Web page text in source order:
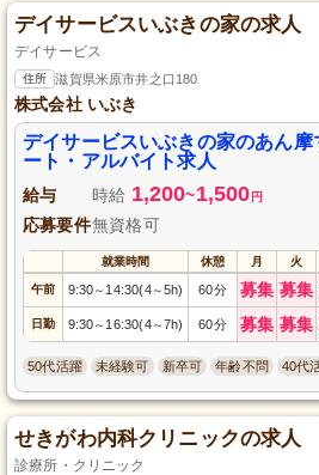
デイサービスいぶきの家の求人
デイサービス
住所 滋賀県米原市井之口180
株式会社 いぶき
デイサービスいぶきの家のあん
ート・アルバイト求人
給与 時給 1,200~1,500 円
応募要件無資格可
就業時間 休憩 月 火
午前 9:30～ 14:30(4～5h) 60分 募集 募集
日勤 9:30～ 16:30(4～7h) 60分 募集 募集
50代活躍 未経験可 新卒可 年齢不問 40代
せきがわ内科クリニックの求人
診療所・クリニック